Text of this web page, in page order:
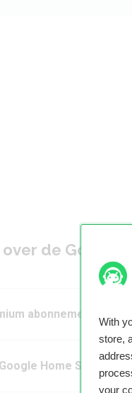
With
store,
your
de Google
abonnement nodig
Home Speaker?